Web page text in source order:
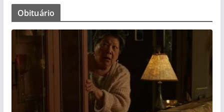
Obituário